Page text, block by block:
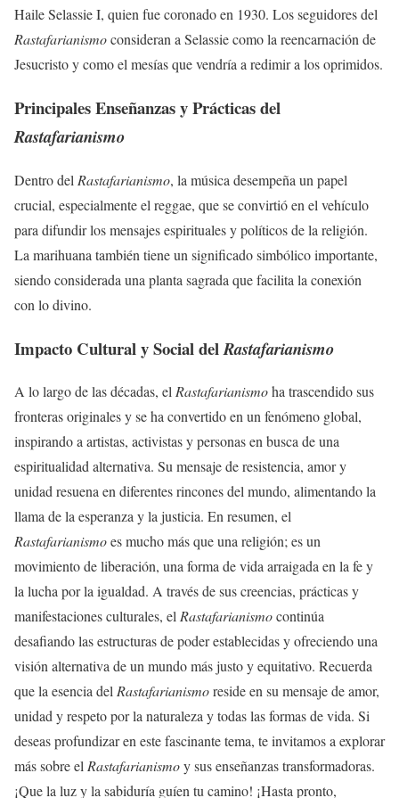
Haile Selassie I, quien fue coronado en 1930. Los seguidores del
Rastafarianismoconsideran a Selassie como la reencarnación de
Jesucristo y como el mesías que vendría a redimir a los oprimidos.
Principales Enseñanzas y Prácticas del
Rastafarianismo
Dentro del Rastafarianismo, la música desempeña un papel
crucial, especialmente el reggae, que se convirtió en el vehículo
para difundir los mensajes espirituales y políticos de la religión.
La marihuana también tiene un significado simbólico importante,
siendo considerada una planta sagrada que facilita la conexión
con lo divino.
Impacto Cultural y Social delRastafarianismo
A lo largo de las décadas, elRastafarianismoha trascendido sus
fronteras originales y se ha convertido en un fenómeno global,
inspirando a artistas, activistas y personas en busca de una
espiritualidad alternativa. Su mensaje de resistencia, amor y
unidad resuena en diferentes rincones del mundo, alimentando la
llama de la esperanza y la justicia. En resumen, el
Rastafarianismoes mucho más que una religión; es un
movimiento de liberación, una forma de vida arraigada en la fe y
la lucha por la igualdad. A través de sus creencias, prácticas y
manifestaciones culturales, elRastafarianismocontinúa
desafiando las estructuras de poder establecidas y ofreciendo una
visión alternativa de un mundo más justo y equitativo. Recuerda
que la esencia delRastafarianismoreside en su mensaje de amor,
unidad y respeto por la naturaleza y todas las formas de vida. Si
deseas profundizar en este fascinante tema, te invitamos a explorar
más sobre elRastafarianismoy sus enseñanzas transformadoras.
¡Que la luz y la sabiduría guíen tu camino! ¡Hasta pronto,